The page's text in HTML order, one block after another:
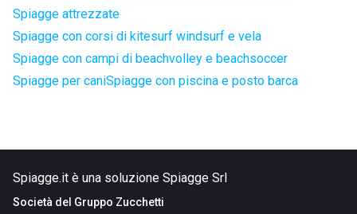
Spiagge attrezzate
Spiagge con corsi di kitesurf windsurf e vela
Spiagge con campi di beachvolley e beachsoccer
Spiagge per caniSpiagge con piscina e posto barca
Spiagge.it è una soluzione Spiagge Srl
Società del Gruppo Zucchetti